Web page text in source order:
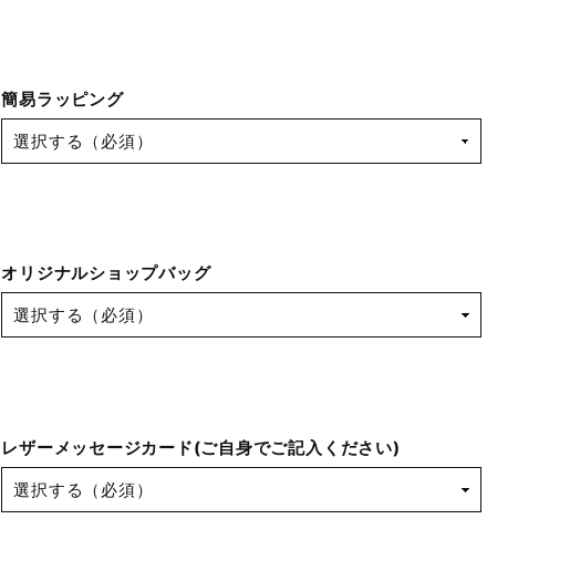
簡易ラッピング
オリジナルショップバッグ
レザーメッセージカード(ご自身でご記入ください)